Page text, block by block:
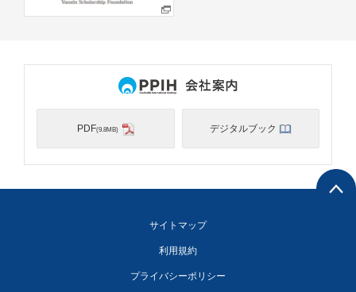
PDF(9.8MB) デジタルブック
サイトマップ
利用規約
プライバシーポリシー